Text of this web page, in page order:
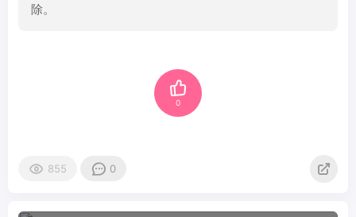
除。
0
855 0